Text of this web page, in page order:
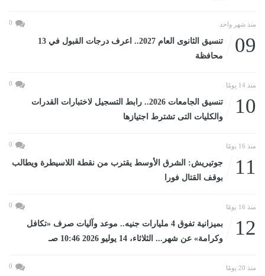
منذ شهر واحد 0
09
تنسيق الثانوى العام 2027.. اعرف درجات القبول في 13
محافظة
منذ 14 يومًا 0
10
تنسيق الجامعات 2026.. رابط التسجيل لاختبارات القدرات
والكليات التى تشترط اجتيازها
منذ 16 يومًا 0
11
جوتيريش: الشرق الأوسط يقترب من نقطة اللاسيطرة ويطالب
بوقف القتال فورا
منذ 16 يومًا 0
12
بميزانية تفوق 4 مليارات جنيه.. موعد وآليات صرف «تكافل
وكرامة» عن شهر... الثلاثاء، 14 يوليو 2026 10:46 صـ
منذ 20 يومًا 0